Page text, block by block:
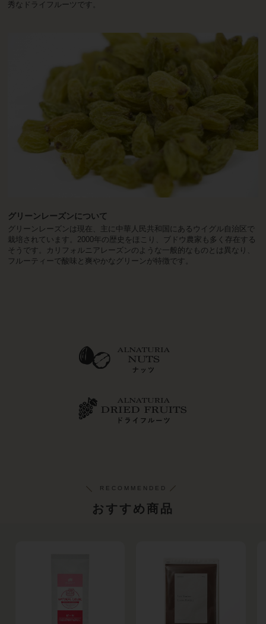
秀なドライフルーツです。
グリーンレーズンについて
グリーンレーズンは現在、主に中華人民共和国にあるウイグル自治区で
栽培されています。2000年の歴史をほこり、ブドウ農家も多く存在する
そうです。カリフォルニアレーズンのような一般的なものとは異なり、
フルーティーで酸味と爽やかなグリーンが特徴です。
おすすめ商品